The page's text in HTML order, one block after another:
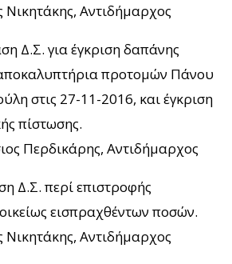
Αντιδήμαρχος
Δ.Σ. για έγκριση δαπάνης
προτομών Πάνου
στις 27-11-2016, και έγκριση
πίστωσης.
Περδικάρης, Αντιδήμαρχος
Δ.Σ. περί επιστροφής
εισπραχθέντων ποσών.
Αντιδήμαρχος